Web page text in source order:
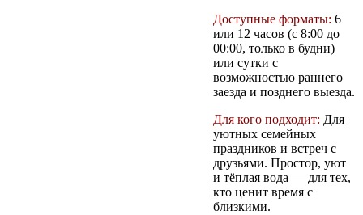
Доступные форматы: 6
или 12 часов (с 8:00 до
00:00, только в будни)
или сутки с
возможностью раннего
заезда и позднего выезда.
Для кого подходит: Для
уютных семейных
праздников и встреч с
друзьями. Простор, уют
и тёплая вода — для тех,
кто ценит время с
близкими.